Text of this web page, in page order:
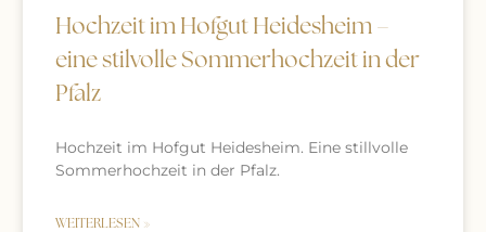
Hochzeit im Hofgut Heidesheim –
eine stilvolle Sommerhochzeit in der
Pfalz
Hochzeit im Hofgut Heidesheim. Eine stillvolle
Sommerhochzeit in der Pfalz.
WEITERLESEN »